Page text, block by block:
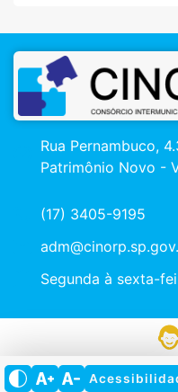
Rua Pernambuco,
Patrimônio Novo -
(17) 3405-9195
Segunda à sexta-